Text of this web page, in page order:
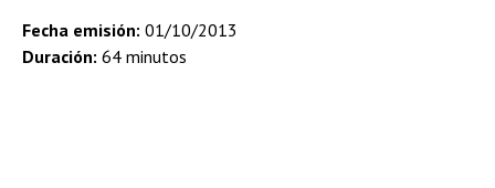
Fecha emisión: 01/10/2013
Duración: 64 minutos